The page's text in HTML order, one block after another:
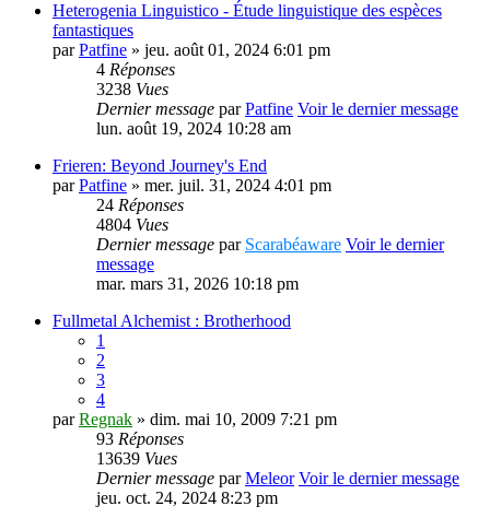
Heterogenia Linguistico - Étude linguistique des espèces
fantastiques
parPatfine » jeu. août 01, 2024 6:01 pm
4 Réponses
3238 Vues
Dernier message parPatfine Voir le dernier message
lun. août 19, 2024 10:28 am
Frieren: Beyond Journey's End
parPatfine » mer. juil. 31, 2024 4:01 pm
24 Réponses
4804 Vues
Dernier message par Scarabéaware Voir le dernier
message
mar. mars 31, 2026 10:18 pm
Fullmetal Alchemist : Brotherhood
1
2
3
4
parRegnak » dim. mai 10, 2009 7:21 pm
93 Réponses
13639 Vues
Dernier message parMeleor Voir le dernier message
jeu. oct. 24, 2024 8:23 pm